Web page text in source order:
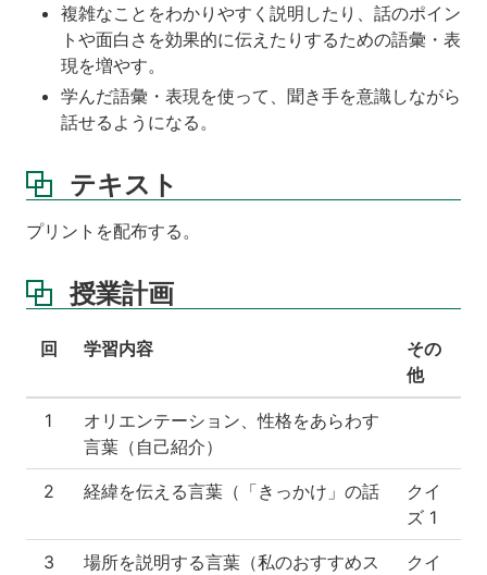
複雑なことをわかりやすく説明したり、話のポイン
トや面白さを効果的に伝えたりするための語彙・表
現を増やす。
学んだ語彙・表現を使って、聞き手を意識しながら
話せるようになる。
テキスト
プリントを配布する。
授業計画
回 学習内容
その
他
1
オリエンテーション、性格をあらわす
言葉（自己紹介）
2 経緯を伝える言葉（「きっかけ」の話
クイ
ズ 1
3
場所を説明する言葉（私のおすすめス
クイ